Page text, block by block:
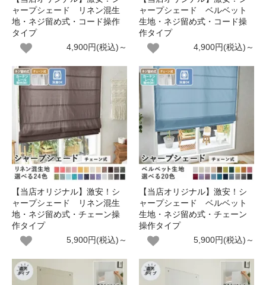
ャープシェード リネン混生
地・ネジ留め式・コード操作
タイプ
4,900円(税込)～
ャープシェード ベルベット
生地・ネジ留め式・コード操
作タイプ
4,900円(税込)～
【当店オリジナル】激安！シ
ャープシェード リネン混生
地・ネジ留め式・チェーン操
作タイプ
5,900円(税込)～
【当店オリジナル】激安！シ
ャープシェード ベルベット
生地・ネジ留め式・チェーン
操作タイプ
5,900円(税込)～